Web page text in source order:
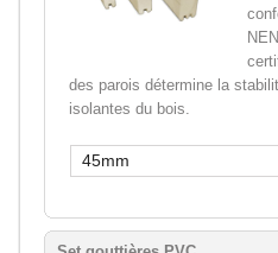
des parois détermine la
isolantes du bois.
45mm